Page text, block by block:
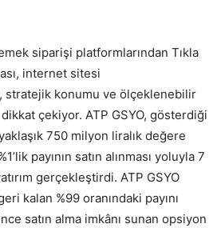
siparişi platformlarından Tıkla
internet sitesi
stratejik konumu ve ölçeklenebilir
çekiyor. ATP GSYO, gösterdiği
750 milyon liralık değere
payının satın alınması yoluyla 7
gerçekleştirdi. ATP GSYO
kalan %99 oranındaki payını
satın alma imkânı sunan opsiyon